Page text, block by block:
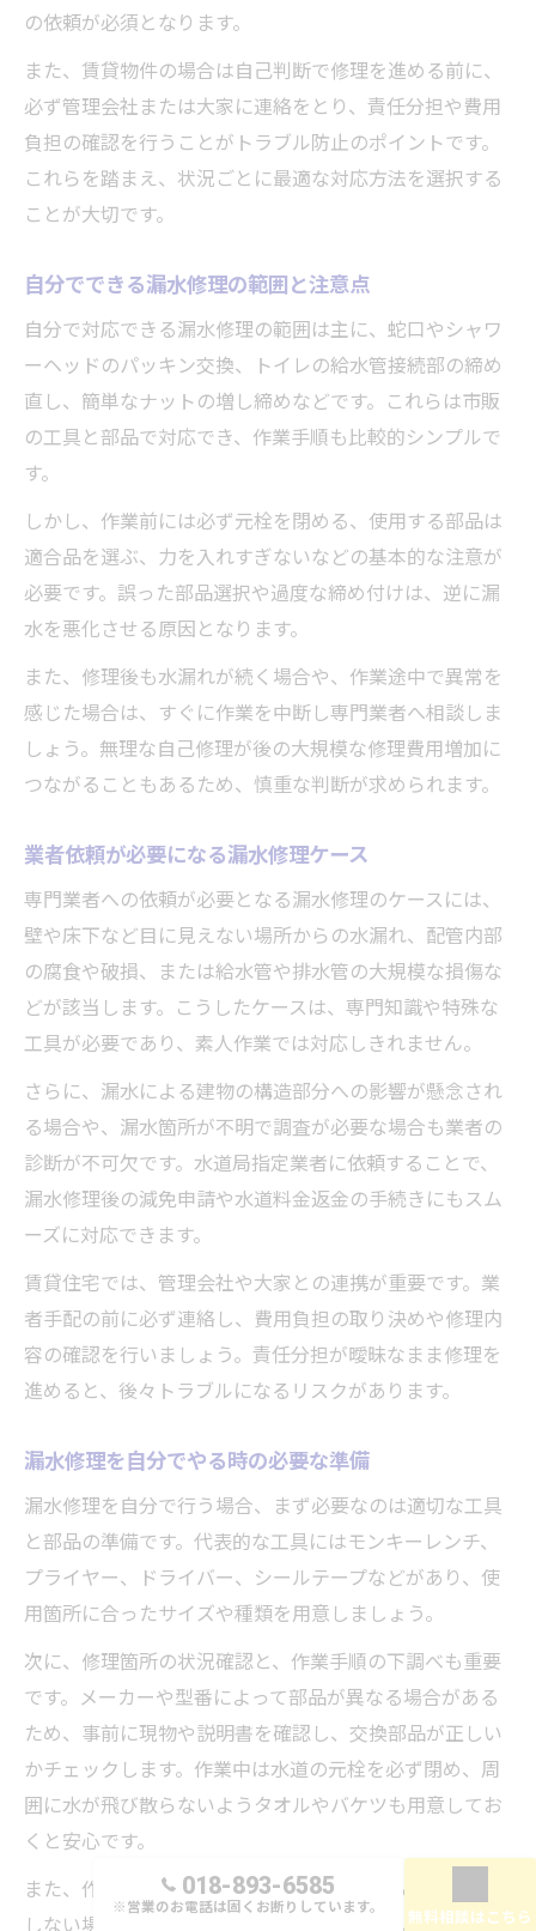
の依頼が必須となります。
また、賃貸物件の場合は自己判断で修理を進める前に、
必ず管理会社または大家に連絡をとり、責任分担や費用
負担の確認を行うことがトラブル防止のポイントです。
これらを踏まえ、状況ごとに最適な対応方法を選択する
ことが大切です。
自分でできる漏水修理の範囲と注意点
自分で対応できる漏水修理の範囲は主に、蛇口やシャワ
ーヘッドのパッキン交換、トイレの給水管接続部の締め
直し、簡単なナットの増し締めなどです。これらは市販
の工具と部品で対応でき、作業手順も比較的シンプルで
す。
しかし、作業前には必ず元栓を閉める、使用する部品は
適合品を選ぶ、力を入れすぎないなどの基本的な注意が
必要です。誤った部品選択や過度な締め付けは、逆に漏
水を悪化させる原因となります。
また、修理後も水漏れが続く場合や、作業途中で異常を
感じた場合は、すぐに作業を中断し専門業者へ相談しま
しょう。無理な自己修理が後の大規模な修理費用増加に
つながることもあるため、慎重な判断が求められます。
業者依頼が必要になる漏水修理ケース
専門業者への依頼が必要となる漏水修理のケースには、
壁や床下など目に見えない場所からの水漏れ、配管内部
の腐食や破損、または給水管や排水管の大規模な損傷な
どが該当します。こうしたケースは、専門知識や特殊な
工具が必要であり、素人作業では対応しきれません。
さらに、漏水による建物の構造部分への影響が懸念され
る場合や、漏水箇所が不明で調査が必要な場合も業者の
診断が不可欠です。水道局指定業者に依頼することで、
漏水修理後の減免申請や水道料金返金の手続きにもスム
ーズに対応できます。
賃貸住宅では、管理会社や大家との連携が重要です。業
者手配の前に必ず連絡し、費用負担の取り決めや修理内
容の確認を行いましょう。責任分担が曖昧なまま修理を
進めると、後々トラブルになるリスクがあります。
漏水修理を自分でやる時の必要な準備
漏水修理を自分で行う場合、まず必要なのは適切な工具
と部品の準備です。代表的な工具にはモンキーレンチ、
プライヤー、ドライバー、シールテープなどがあり、使
用箇所に合ったサイズや種類を用意しましょう。
次に、修理箇所の状況確認と、作業手順の下調べも重要
です。メーカーや型番によって部品が異なる場合がある
ため、事前に現物や説明書を確認し、交換部品が正しい
かチェックします。作業中は水道の元栓を必ず閉め、周
囲に水が飛び散らないようタオルやバケツも用意してお
くと安心です。
また、作業が長引いた場合や、部品交換後も症状が改善
しない場合は、無理をせず早めに専門業者へ相談する判
018-893-6585
※営業のお電話は固くお断りしています。
無料相談はこちら